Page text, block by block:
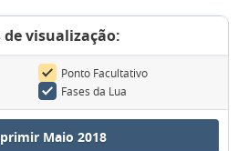
de visualização:
Ponto Facultativo
Fases da Lua
Maio 2018